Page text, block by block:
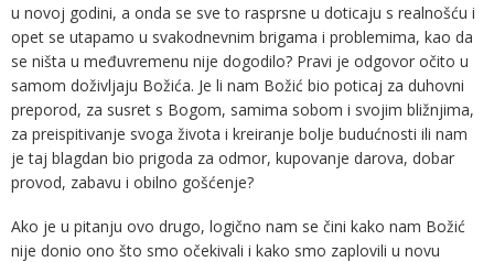
u novoj godini, a onda se sve to rasprsne u doticaju s realnošću i
opet se utapamo u svakodnevnim brigama i problemima, kao da
se ništa u međuvremenu nije dogodilo? Pravi je odgovor očito u
samom doživljaju Božića. Je li nam Božić bio poticaj za duhovni
preporod, za susret s Bogom, samima sobom i svojim bližnjima,
za preispitivanje svoga života i kreiranje bolje budućnosti ili nam
je taj blagdan bio prigoda za odmor, kupovanje darova, dobar
provod, zabavu i obilno gošćenje?
Ako je u pitanju ovo drugo, logično nam se čini kako nam Božić
nije donio ono što smo očekivali i kako smo zaplovili u novu